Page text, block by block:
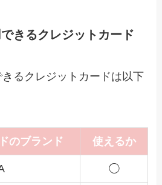
きるクレジットカード
るクレジットカードは以下
のブランド 使えるか
◯